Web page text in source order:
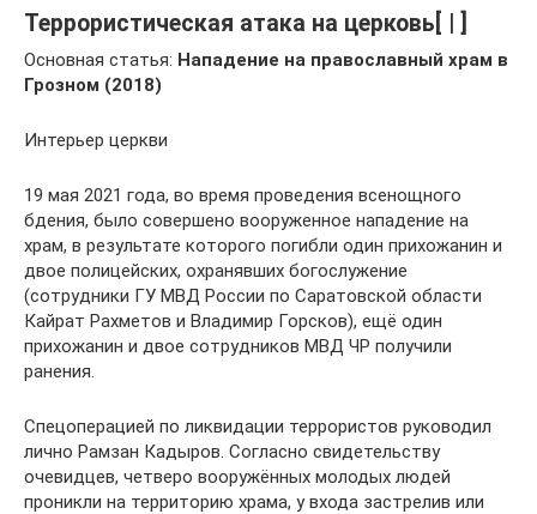
Террористическая атака на церковь[ | ]
Основная статья: Нападение на православный храм в
Грозном (2018)
Интерьер церкви
19 мая 2021 года, во время проведения всенощного
бдения, было совершено вооруженное нападение на
храм, в результате которого погибли один прихожанин и
двое полицейских, охранявших богослужение
(сотрудники ГУ МВД России по Саратовской области
Кайрат Рахметов и Владимир Горсков), ещё один
прихожанин и двое сотрудников МВД ЧР получили
ранения.
Спецоперацией по ликвидации террористов руководил
лично Рамзан Кадыров. Согласно свидетельству
очевидцев, четверо вооружённых молодых людей
проникли на территорию храма, у входа застрелив или